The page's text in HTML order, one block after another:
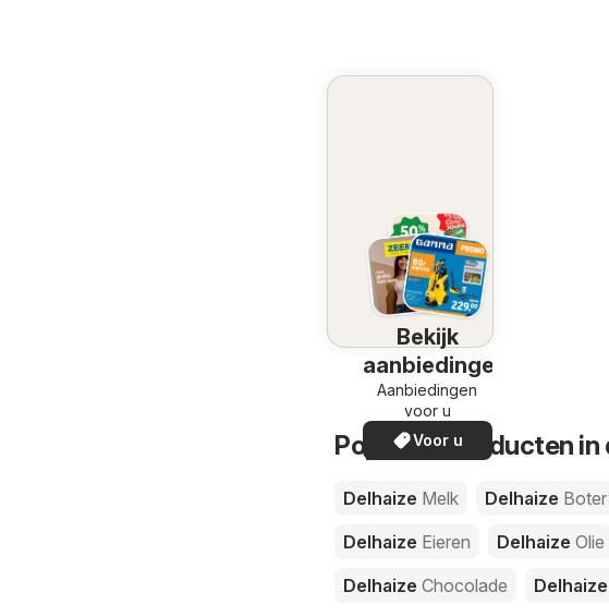
Bekijk
aanbiedingen
Aanbiedingen
voor u
Voor u
Populaire producten in
Delhaize Melk Delhaize Boter
Delhaize Eieren Delhaize Olie
Delhaize Chocolade Delhaize